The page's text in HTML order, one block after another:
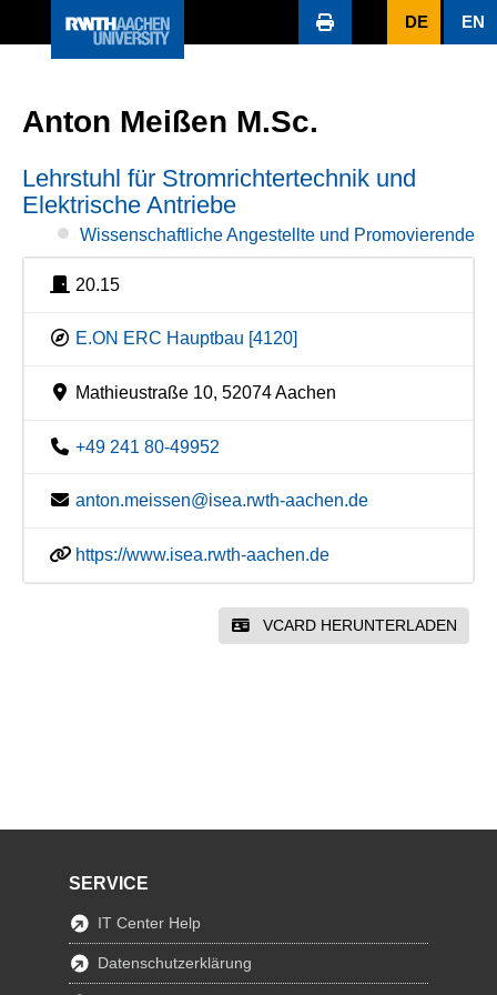
DE EN
Anton Meißen M.Sc.
Lehrstuhl für Stromrichtertechnik und
Elektrische Antriebe
Wissenschaftliche Angestellte und Promovierende
20.15
E.ON ERC Hauptbau [4120]
Mathieustraße 10, 52074 Aachen
+49 241 80-49952
anton.meissen@isea.rwth-aachen.de
https://www.isea.rwth-aachen.de
VCARD HERUNTERLADEN
SERVICE
IT Center Help
Datenschutzerklärung